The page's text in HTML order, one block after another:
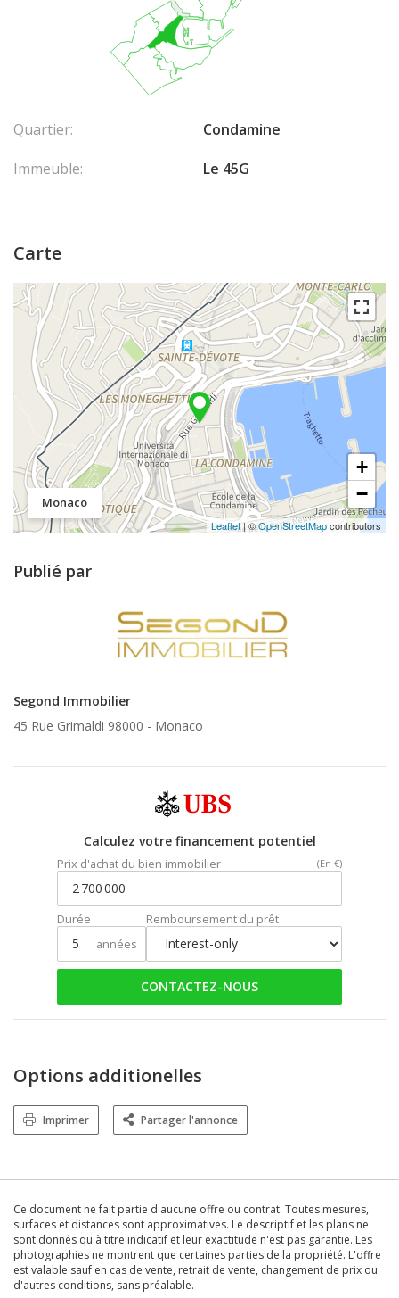
Quartier:
Condamine
Immeuble:
Le 45G
Carte
Monaco
+
−
Leaflet| ©OpenStreetMapcontributors
Publié par
Segond Immobilier
45 Rue Grimaldi 98000 - Monaco
Calculez votre financement potentiel
Prix d'achat du bien immobilier (En €)
Durée
années
Remboursement du prêt
CONTACTEZ-NOUS
Options additionelles
Imprimer Partager l'annonce
Ce document ne fait partie d'aucune offre ou contrat. Toutes mesures,
surfaces et distances sont approximatives. Le descriptif et les plans ne
sont donnés qu'à titre indicatif et leur exactitude n'est pas garantie. Les
photographies ne montrent que certaines parties de la propriété. L'offre
est valable sauf en cas de vente, retrait de vente, changement de prix ou
d'autres conditions, sans préalable.